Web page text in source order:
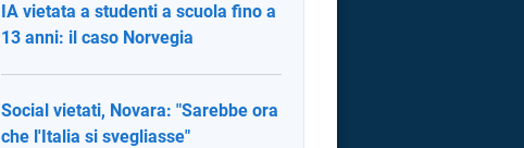
IA vietata a studenti a scuola fino a
13 anni: il caso Norvegia
Social vietati, Novara: "Sarebbe ora
che l'Italia si svegliasse"